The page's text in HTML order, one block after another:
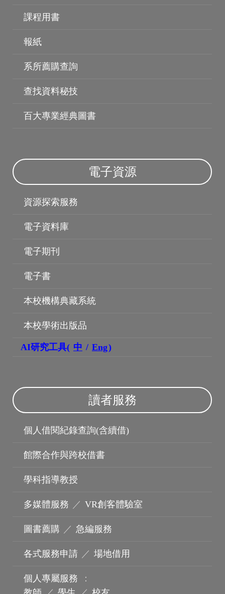
課程用書
報紙
系所薦購查詢
查找資料秘技
百大專業經典圖書
電子資源
資源探索服務
電子資料庫
電子期刊
電子書
本校機構典藏系統
本校學術出版品
AI研究工具( 中 / Eng)
讀者服務
個人借閱紀錄查詢(含續借)
館際合作與跨校借書
學科指導教授
多媒體服務 ／ VR創客體驗室
圖書薦購 ／ 急編服務
各式服務申請 ／ 場地借用
個人專屬服務
：